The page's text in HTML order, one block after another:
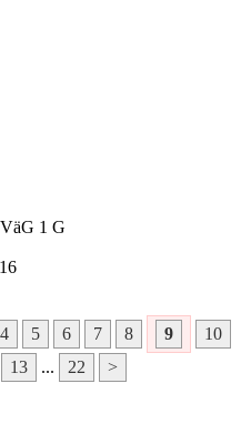
1 G
4 5 6 7 8 9
10
13 ... 22 >